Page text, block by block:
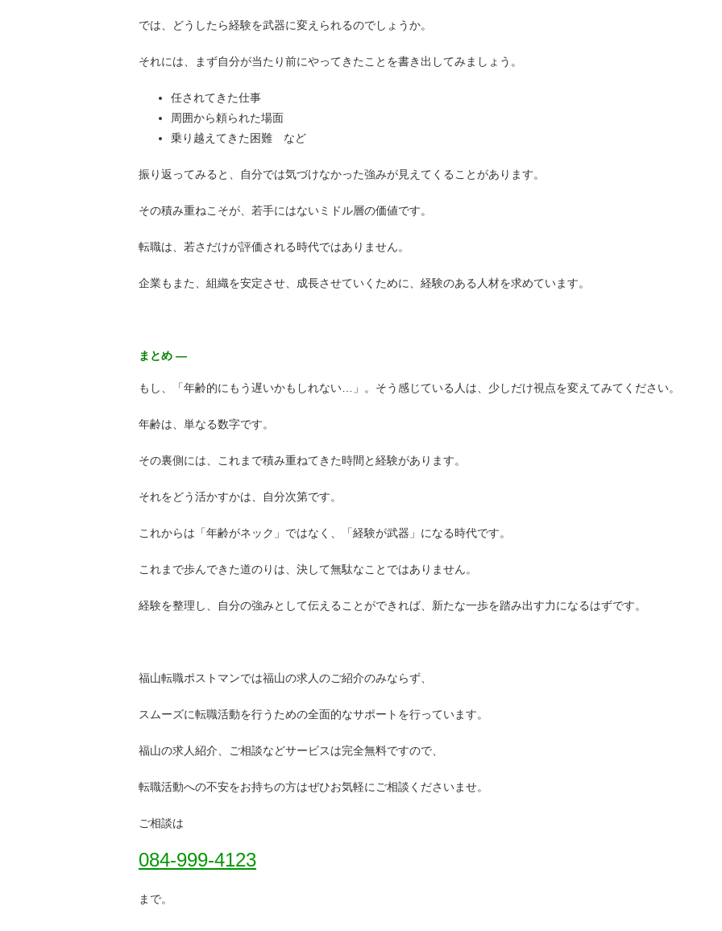
では、どうしたら経験を武器に変えられるのでしょうか。
それには、まず自分が当たり前にやってきたことを書き出してみましょう。
任されてきた仕事
周囲から頼られた場面
乗り越えてきた困難 など
振り返ってみると、自分では気づけなかった強みが見えてくることがあります。
その積み重ねこそが、若手にはないミドル層の価値です。
転職は、若さだけが評価される時代ではありません。
企業もまた、組織を安定させ、成長させていくために、経験のある人材を求めています。
まとめ ―
もし、「年齢的にもう遅いかもしれない…」。そう感じている人は、少しだけ視点を変えてみてください。
年齢は、単なる数字です。
その裏側には、これまで積み重ねてきた時間と経験があります。
それをどう活かすかは、自分次第です。
これからは「年齢がネック」ではなく、「経験が武器」になる時代です。
これまで歩んできた道のりは、決して無駄なことではありません。
経験を整理し、自分の強みとして伝えることができれば、新たな一歩を踏み出す力になるはずです。
福山転職ポストマンでは福山の求人のご紹介のみならず、
スムーズに転職活動を行うための全面的なサポートを行っています。
福山の求人紹介、ご相談などサービスは完全無料ですので、
転職活動への不安をお持ちの方はぜひお気軽にご相談くださいませ。
ご相談は
084-999-4123
まで。